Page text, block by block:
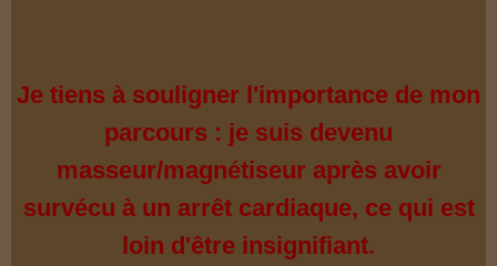
Je tiens à souligner l'importance de mon
parcours : je suis devenu
masseur/magnétiseur après avoir
survécu à un arrêt cardiaque, ce qui est
loin d'être insignifiant.